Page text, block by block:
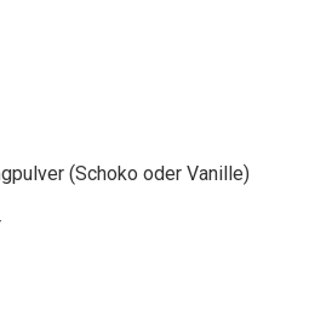
(Schoko oder Vanille)